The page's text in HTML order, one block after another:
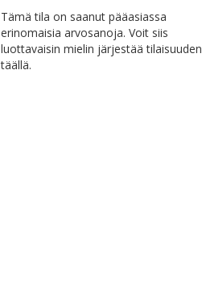
Tämä tila on saanut pääasiassa
erinomaisia arvosanoja. Voit siis
luottavaisin mielin järjestää tilaisuuden
täällä.